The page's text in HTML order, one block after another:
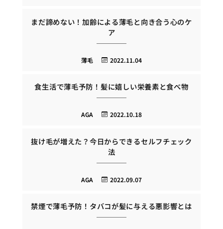
まだ諦めない！加齢による薄毛と向き合う心のケ
ア
2022.11.04
薄毛
食生活で薄毛予防！髪に嬉しい栄養素と食べ物
2022.10.18
AGA
抜け毛が増えた？今日からできるセルフチェック
法
2022.09.07
AGA
禁煙で薄毛予防！タバコが髪に与える悪影響とは